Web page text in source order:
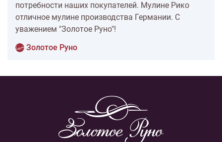
потребности наших покупателей. Мулине Рико
отличное мулине производства Германии. С
уважением "Золотое Руно"!
Золотое Руно